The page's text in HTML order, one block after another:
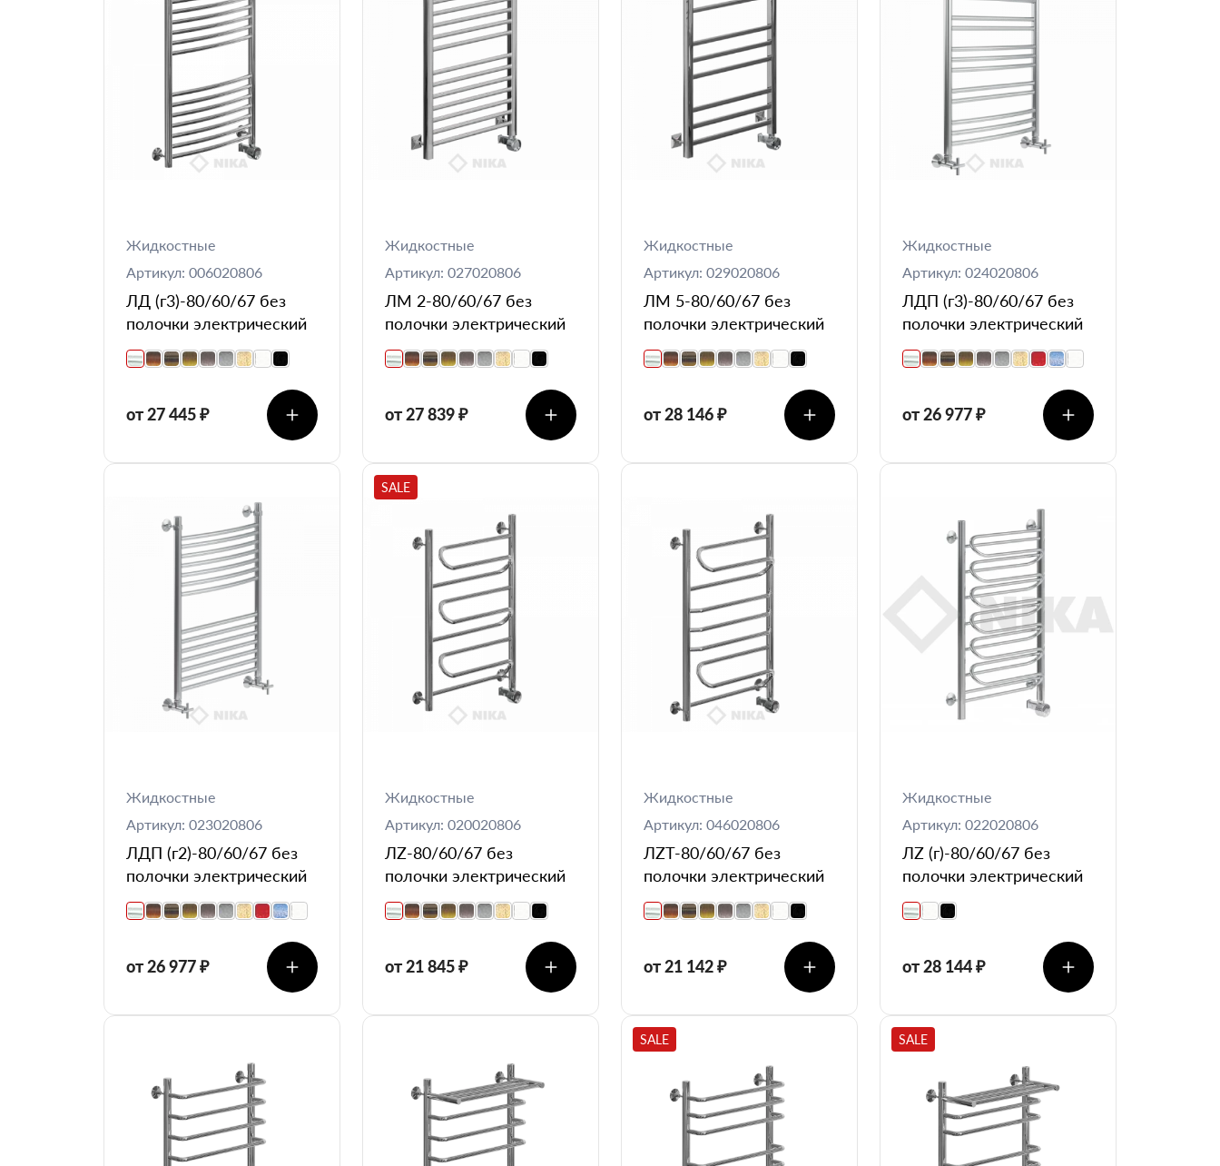
Жидкостные
Артикул: 006020806
ЛД (г3)-80/60/67 без
полочки электрический
от 27 445 ₽
Жидкостные
Артикул: 027020806
ЛМ 2-80/60/67 без
полочки электрический
от 27 839 ₽
Жидкостные
Артикул: 029020806
ЛМ 5-80/60/67 без
полочки электрический
от 28 146 ₽
Жидкостные
Артикул: 024020806
ЛДП (г3)-80/60/67 без
полочки электрический
от 26 977 ₽
Жидкостные
Артикул: 023020806
ЛДП (г2)-80/60/67 без
полочки электрический
от 26 977 ₽
SALE
Жидкостные
Артикул: 020020806
ЛZ-80/60/67 без
полочки электрический
от 21 845 ₽
Жидкостные
Артикул: 046020806
ЛZT-80/60/67 без
полочки электрический
от 21 142 ₽
Жидкостные
Артикул: 022020806
ЛZ (г)-80/60/67 без
полочки электрический
от 28 144 ₽
SALE SALE